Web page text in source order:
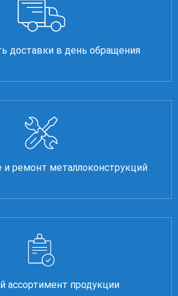
доставки в день обращения
и ремонт металлоконструкций
ассортимент продукции